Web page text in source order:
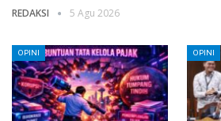
REDAKSI 5 Agu 2026
OPINI OPINI